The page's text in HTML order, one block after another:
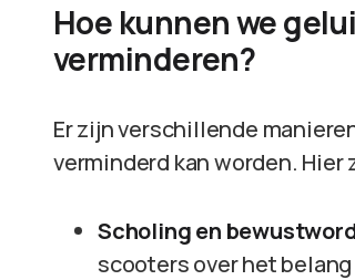
Hoe kunnen we
verminderen?
Er zijn verschillende
verminderd kan worden.
Scholing en
scooters over het